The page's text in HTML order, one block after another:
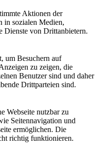
Aktionen der
in sozialen Medien,
Dienste von Drittanbietern.
um Besuchern auf
zu zeigen, die
Benutzer sind und daher
Drittparteien sind.
Webseite nutzbar zu
Seitennavigation und
ermöglichen. Die
richtig funktionieren.